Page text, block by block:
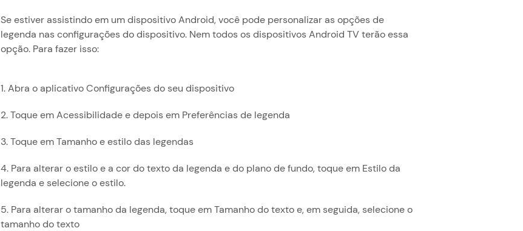
Se estiver assistindo em um dispositivo Android, você pode personalizar as opções de
legenda nas configurações do dispositivo. Nem todos os dispositivos Android TV terão essa
opção. Para fazer isso:
1. Abra o aplicativo Configurações do seu dispositivo
2. Toque em Acessibilidade e depois em Preferências de legenda
3. Toque em Tamanho e estilo das legendas
4. Para alterar o estilo e a cor do texto da legenda e do plano de fundo, toque em Estilo da
legenda e selecione o estilo.
5. Para alterar o tamanho da legenda, toque em Tamanho do texto e, em seguida, selecione o
tamanho do texto